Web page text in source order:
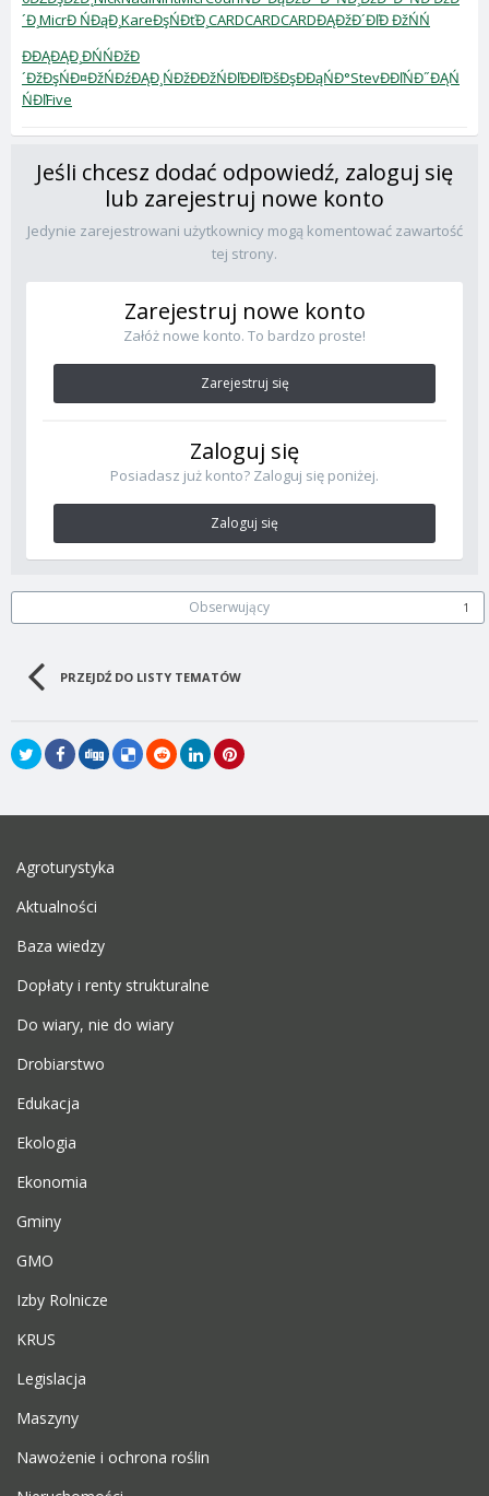
´Đ¸MicrĐ ŃĐąĐ¸KareĐşŃĐťĐ¸CARDCARDCARDĐĄĐžĐ´ĐľĐ ĐžŃŃ
ĐĐĄĐĄĐ¸ĐŃŃĐžĐ
´ĐžĐşŃĐ¤ĐžŃĐźĐĄĐ¸ŃĐžĐĐžŃĐľĐĐľĐšĐşĐĐąŃĐ°StevĐĐľŃĐ˝ĐĄŃ
ŃĐľFive
Jeśli chcesz dodać odpowiedź, zaloguj się
lub zarejestruj nowe konto
Jedynie zarejestrowani użytkownicy mogą komentować zawartość
tej strony.
Zarejestruj nowe konto
Załóż nowe konto. To bardzo proste!
Zarejestruj się
Zaloguj się
Posiadasz już konto? Zaloguj się poniżej.
Zaloguj się
Obserwujący 1
PRZEJDŹ DO LISTY TEMATÓW
Agroturystyka
Aktualności
Baza wiedzy
Dopłaty i renty strukturalne
Do wiary, nie do wiary
Drobiarstwo
Edukacja
Ekologia
Ekonomia
Gminy
GMO
Izby Rolnicze
KRUS
Legislacja
Maszyny
Nawożenie i ochrona roślin